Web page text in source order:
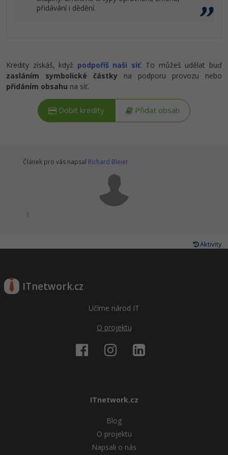
přidávání i dědění.
Kredity získáš, když podpoříš naši síť. To můžeš udělat buď
zasláním symbolické částky na podporu provozu nebo
přidáním obsahu na síť.
Dobít kredity Přidat obsah
Článek pro vás napsal Richard Bleier
:)
Aktivity
ITnetwork.cz
Učíme národ IT
O projektu
ITnetwork.cz
Blog
O projektu
Napsali o nás